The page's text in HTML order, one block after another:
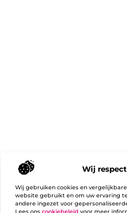
Wij
Wij gebruiken cookies en
website gebruikt en om uw ervaring
andere ingezet voor
Lees ons cookiebeleid voor meer